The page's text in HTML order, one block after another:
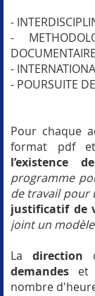
-
-
-
- POURSUITE
Pour chaque
format pdf
l’existence
programme
de travail pour
justificatif de
joint un modèle
La direction
demandes
et
nombre